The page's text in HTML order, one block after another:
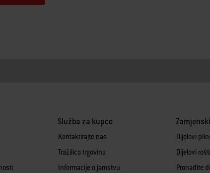
Služba za kupce
Kontaktirajte nas
Tražilica trgovina
Informacije o jamstvu
Dijelovi
Dijelovi
Pronađite